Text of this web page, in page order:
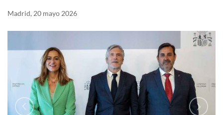
Madrid, 20 mayo 2026